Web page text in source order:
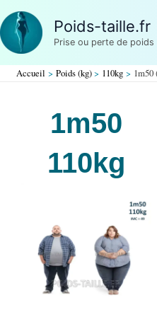
Aller
au
contenu
Poids-taille.fr
Prise ou perte de poids
Accueil Poids (kg) 110kg 1m50
1m50
110kg